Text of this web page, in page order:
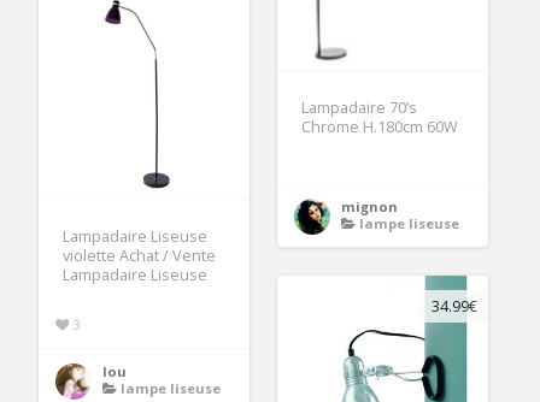
Lampadaire 70’s
Chrome H.180cm 60W
mignon
lampe liseuse
Lampadaire Liseuse
violette Achat / Vente
Lampadaire Liseuse
3
lou
lampe liseuse
34.99€